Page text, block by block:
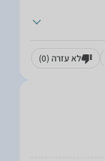
לא עזרה (0)